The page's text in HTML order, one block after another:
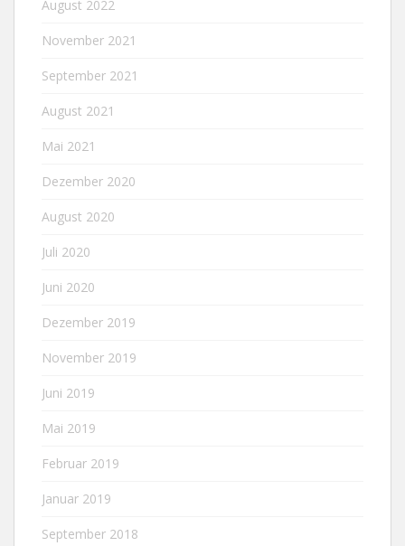
August 2022
November 2021
September 2021
August 2021
Mai 2021
Dezember 2020
August 2020
Juli 2020
Juni 2020
Dezember 2019
November 2019
Juni 2019
Mai 2019
Februar 2019
Januar 2019
September 2018